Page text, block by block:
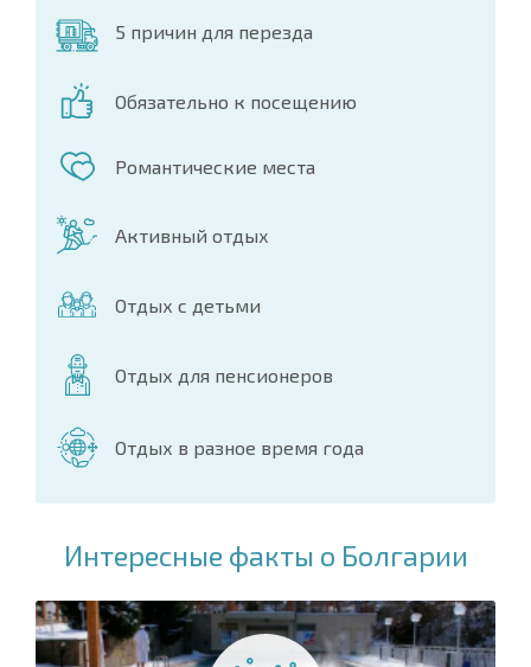
5 причин для перезда
Обязательно к посещению
Романтические места
Активный отдых
Отдых с детьми
Отдых для пенсионеров
Отдых в разное время года
Интересные факты о Болгарии